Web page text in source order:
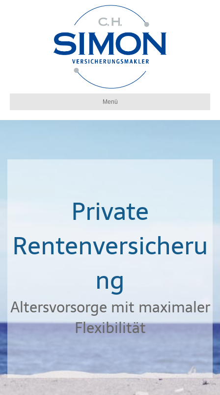
Menü
Private
Rentenversicheru
ng
Altersvorsorge mit maximaler
Flexibilität